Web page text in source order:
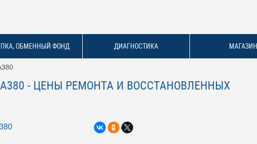
ОБМЕННЫЙ ФОНД ДИАГНОСТИКА МАГАЗИН
- ЦЕНЫ РЕМОНТА И ВОССТАНОВЛЕННЫХ